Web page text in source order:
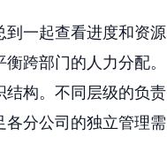
一起查看进度和资源
跨部门的人力分配。
构。不同层级的负责
各分公司的独立管理需